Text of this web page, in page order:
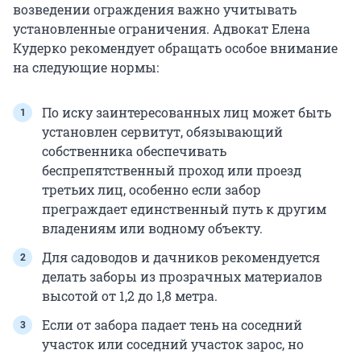
возведении ограждения важно учитывать
установленные ограничения. Адвокат Елена
Кудерко рекомендует обращать особое внимание
на следующие нормы:
По иску заинтересованных лиц может быть
установлен сервитут, обязывающий
собственника обеспечивать
беспрепятственный проход или проезд
третьих лиц, особенно если забор
преграждает единственный путь к другим
владениям или водному объекту.
Для садоводов и дачников рекомендуется
делать заборы из прозрачных материалов
высотой от 1,2 до 1,8 метра.
Если от забора падает тень на соседний
участок или соседний участок зарос, но